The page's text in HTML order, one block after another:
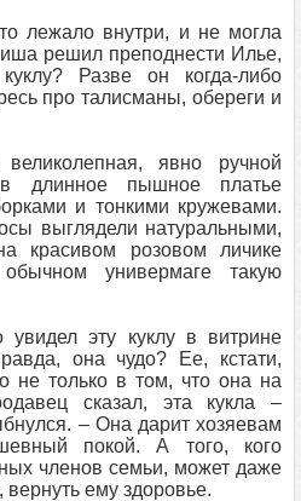
лежало внутри, и не могла
решил преподнести Илье,
Разве он когда-либо
про талисманы, обереги и
явно ручной
длинное пышное платье
и тонкими кружевами.
выглядели натуральными,
красивом розовом личике
универмаге такую
эту куклу в витрине
она чудо? Ее, кстати,
не только в том, что она на
сказал, эта кукла –
– Она дарит хозяевам
покой. А того, кого
членов семьи, может даже
вернуть ему здоровье.